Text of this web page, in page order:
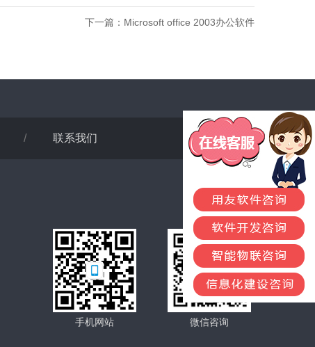
下一篇： Microsoft office 2003办公软件
/ 联系我们
手机网站
微信咨询